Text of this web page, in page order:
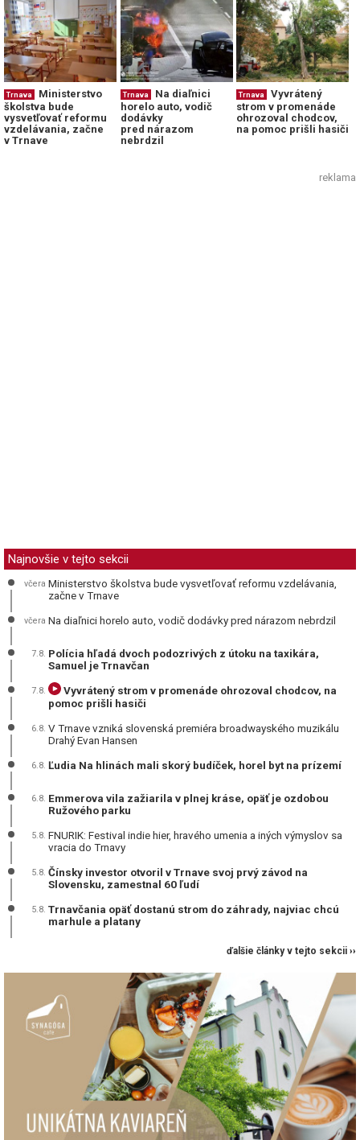
Trnava
Ministerstvo
školstva bude
vysvetľovať reformu
vzdelávania, začne
v Trnave
Trnava
Na diaľnici
horelo auto, vodič
dodávky
pred nárazom
nebrdzil
Trnava
Vyvrátený
strom v promenáde
ohrozoval chodcov,
na pomoc prišli hasiči
reklama
Najnovšie v tejto sekcii
včera Ministerstvo školstva bude vysvetľovať reformu vzdelávania,
začne v Trnave
včera Na diaľnici horelo auto, vodič dodávky pred nárazom nebrdzil
7.8. Polícia hľadá dvoch podozrivých z útoku na taxikára,
Samuel je Trnavčan
7.8.
Vyvrátený strom v promenáde ohrozoval chodcov, na
pomoc prišli hasiči
6.8. V Trnave vzniká slovenská premiéra broadwayského muzikálu
Drahý Evan Hansen
6.8. Ľudia Na hlinách mali skorý budíček, horel byt na prízemí
6.8. Emmerova vila zažiarila v plnej kráse, opäť je ozdobou
Ružového parku
5.8. FNURIK: Festival indie hier, hravého umenia a iných výmyslov sa
vracia do Trnavy
5.8. Čínsky investor otvoril v Trnave svoj prvý závod na
Slovensku, zamestnal 60 ľudí
5.8. Trnavčania opäť dostanú strom do záhrady, najviac chcú
marhule a platany
ďalšie články v tejto sekcii ››